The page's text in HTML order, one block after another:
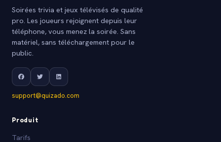
Soirées trivia et jeux télévisés de qualité
pro. Les joueurs rejoignent depuis leur
téléphone, vous menez la soirée. Sans
matériel, sans téléchargement pour le
public.
support@quizado.com
Produit
Tarifs